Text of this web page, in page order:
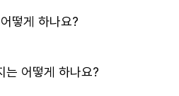
떻게 하나요?
는 어떻게 하나요?